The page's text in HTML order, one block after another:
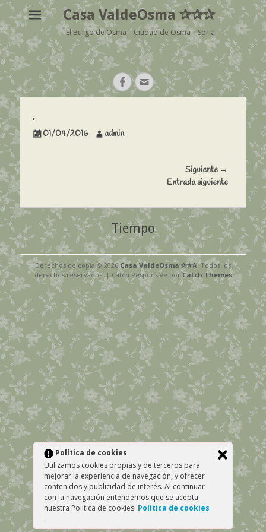
Política de cookies
Utilizamos cookies propias y de terceros para
mejorar la experiencia de navegación, y ofrecer
contenidos y publicidad de interés. Al continuar
con la navegación entendemos que se acepta
nuestra Política de cookies. Política de cookies
.
Casa ValdeOsma ✰✰✰
El Burgo de Osma – Ciudad de Osma – Soria
Buscar:
Facebook
Correo
electrónico
.
Publicado
01/04/2016 Autoradmin
Siguiente →
Entrada siguiente
Tiempo
Derechos de copia © 2026Casa ValdeOsma ✰✰✰. Todos los
derechos reservados. | Catch Responsive por Catch Themes